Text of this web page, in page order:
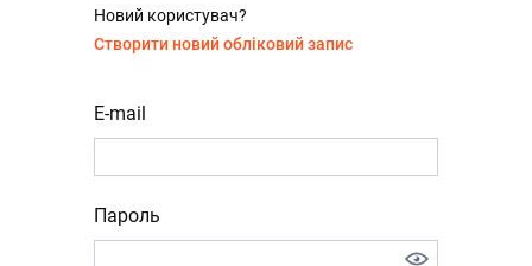
Новий користувач?
Створити новий обліковий запис
E-mail
Пароль